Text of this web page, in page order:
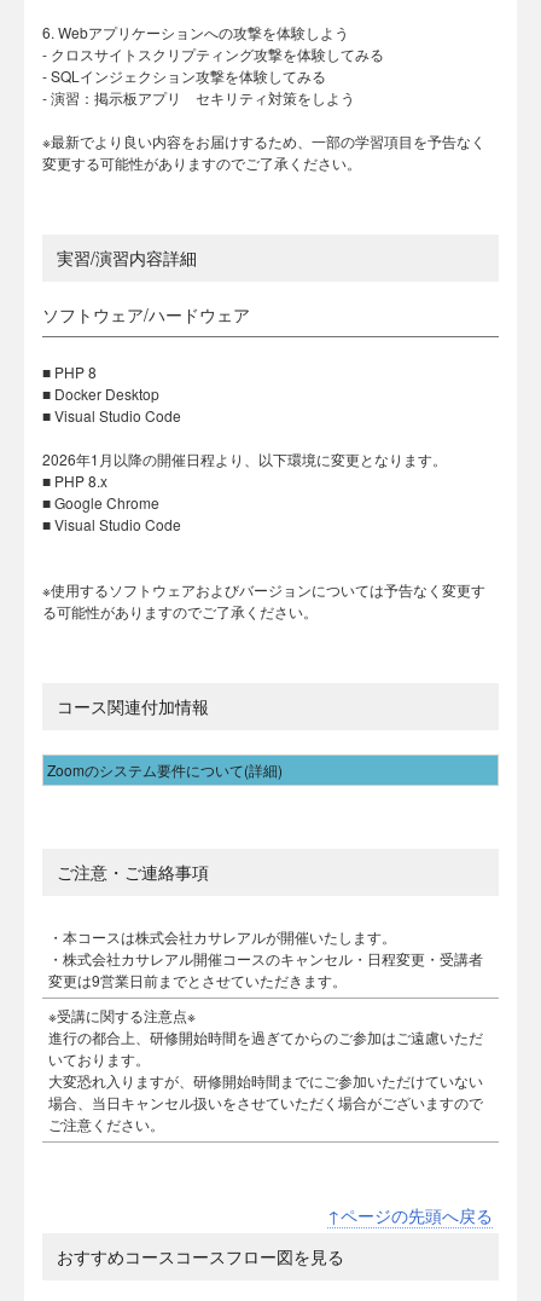
6. Webアプリケーションへの攻撃を体験しよう
- クロスサイトスクリプティング攻撃を体験してみる
- SQLインジェクション攻撃を体験してみる
- 演習：掲示板アプリ セキリティ対策をしよう
※最新でより良い内容をお届けするため、一部の学習項目を予告なく
変更する可能性がありますのでご了承ください。
実習/演習内容詳細
ソフトウェア/ハードウェア
■ PHP 8
■ Docker Desktop
■ Visual Studio Code
2026年1月以降の開催日程より、以下環境に変更となります。
■ PHP 8.x
■ Google Chrome
■ Visual Studio Code
※使用するソフトウェアおよびバージョンについては予告なく変更す
る可能性がありますのでご了承ください。
コース関連付加情報
Zoomのシステム要件について(詳細)
ご注意・ご連絡事項
・本コースは株式会社カサレアルが開催いたします。
・株式会社カサレアル開催コースのキャンセル・日程変更・受講者
変更は9営業日前までとさせていただきます。
※受講に関する注意点※
進行の都合上、研修開始時間を過ぎてからのご参加はご遠慮いただ
いております。
大変恐れ入りますが、研修開始時間までにご参加いただけていない
場合、当日キャンセル扱いをさせていただく場合がございますので
ご注意ください。
↑ページの先頭へ戻る
おすすめコースコースフロー図を見る